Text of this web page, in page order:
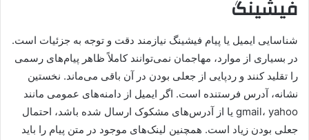
فیشینگ
شناسایی ایمیل یا پیام فیشینگ نیازمند دقت و توجه به جزئیات است.
در بسیاری از موارد، مهاجمان نمی‌توانند کاملاً ظاهر پیام‌های رسمی
را تقلید کنند و ردپایی از جعلی بودن در آن باقی می‌ماند. نخستین
نشانه، آدرس فرستنده است. اگر ایمیل از دامنه‌های عمومی مانند
gmail، yahoo یا از آدرس‌های مشکوک ارسال شده باشد، احتمال
جعلی بودن زیاد است. همچنین لینک‌های موجود در متن پیام را باید